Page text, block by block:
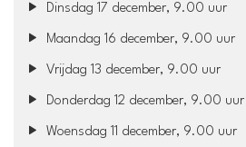
Dinsdag 17 december, 9.00 uur
Maandag 16 december, 9.00 uur
Vrijdag 13 december, 9.00 uur
Donderdag 12 december, 9.00 uur
Woensdag 11 december, 9.00 uur